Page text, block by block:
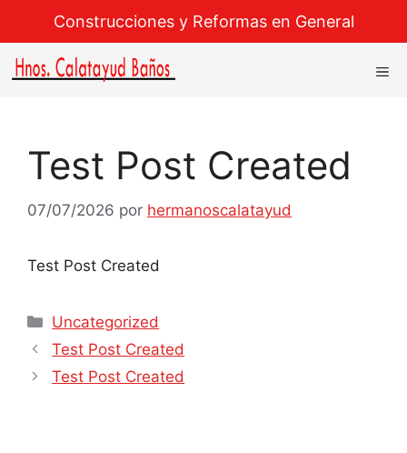
contenido
Construcciones y Reformas en General
Test Post Created
07/07/2026 por hermanoscalatayud
Test Post Created
Categorías
Uncategorized
Navegación
de
Test Post Created
Test Post Created